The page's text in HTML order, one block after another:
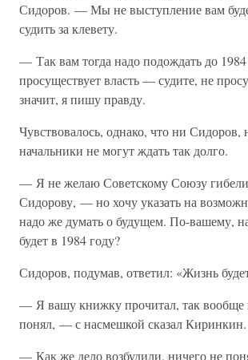
Сидоров. — Мы не выступление вам
судить за клевету.
— Так вам тогда надо подождать до 1984
просуществует власть — судите, не
значит, я пишу правду.
Чувствовалось, однако, что ни Сидоров,
начальники не могут ждать так долго.
— Я не желаю Советскому Союзу
Сидорову, — но хочу указать на
надо же думать о будущем. По-вашему,
будет в 1984 году?
Сидоров, подумав, ответил: «Жизнь
— Я вашу книжку прочитал, так вообще
понял, — с насмешкой сказал Киринкин.
— Как же дело возбудили, ничего не